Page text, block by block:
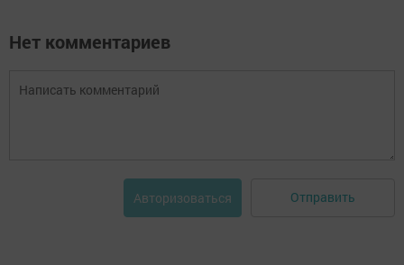
Нет комментариев
Авторизоваться Отправить